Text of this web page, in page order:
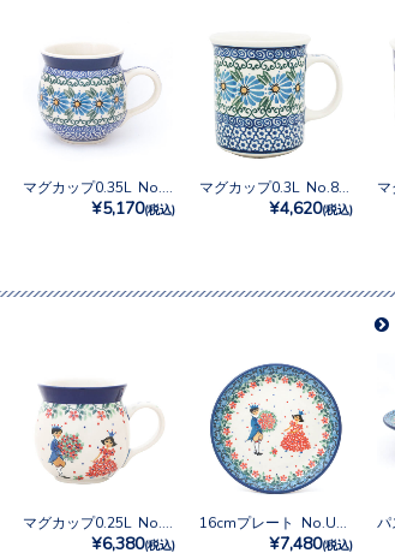
¥5,170(税込) ¥4,620(税込)
¥6,380(税込) ¥7,480(税込)